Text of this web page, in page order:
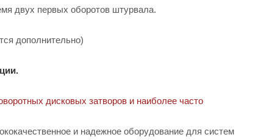
двух первых оборотов штурвала.
дополнительно)
дисковых затворов и наиболее часто
и надежное оборудование для систем